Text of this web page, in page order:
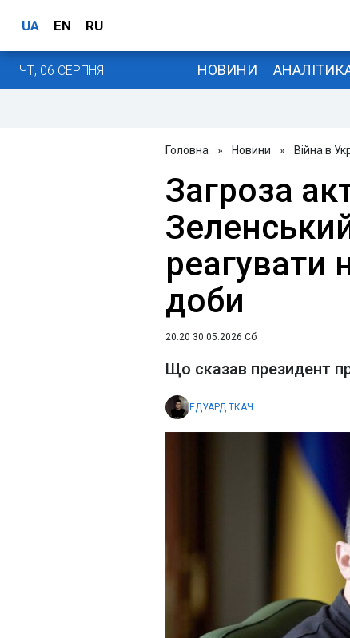
UA EN RU
ЧТ, 06 СЕРПНЯ НОВИНИ
Головна » Новини » Війна в
Загроза
реагувати
доби
20:20 30.05.2026 Сб
Що сказав президент
ЕДУАРД ТКАЧ